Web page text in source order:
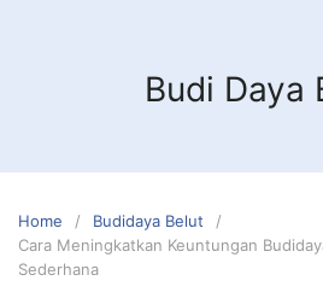
Budi Daya
Home
Budidaya Belut
Cara Meningkatkan Keuntungan
Sederhana